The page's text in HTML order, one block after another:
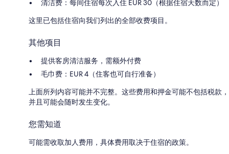
清洁费：每间住宿每次入住 EUR 30（根据住宿天数而定）
这里已包括住宿向我们列出的全部收费项目。
其他项目
提供客房清洁服务，需额外付费
毛巾费：EUR 4（住客也可自行准备）
上面所列内容可能并不完整。这些费用和押金可能不包括税款，
并且可能会随时发生变化。
您需知道
可能需收取加人费用，具体费用取决于住宿的政策。